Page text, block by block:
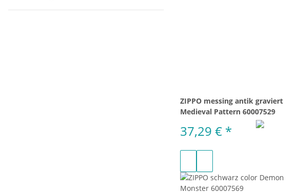
ZIPPO messing antik graviert
Medieval Pattern 60007529
37,29 € *